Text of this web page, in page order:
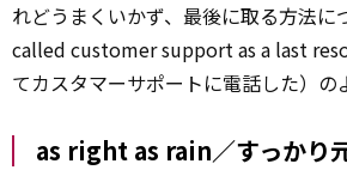
れどうまくいかず、最後に取る方法に
called customer support as a last
てカスタマーサポートに電話した）の
as right as rain／すっかり